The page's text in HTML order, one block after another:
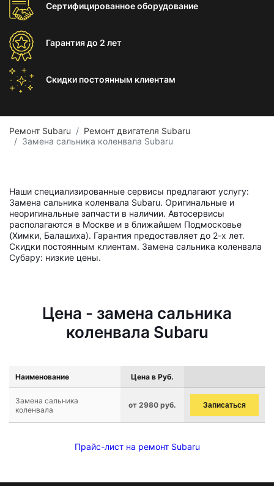
Сертифицированноеоборудование
Гарантиядо 2 лет
Скидки постоянным клиентам
Ремонт Subaru
Ремонт двигателя Subaru
Замена сальника коленвала Subaru
Наши специализированные сервисы предлагают услугу:
Замена сальника коленвала Subaru. Оригинальные и
неоригинальные запчасти в наличии. Автосервисы
располагаются в Москве и в ближайшем Подмосковье
(Химки, Балашиха). Гарантия предоставляет до 2-х лет.
Скидки постоянным клиентам. Замена сальника коленвала
Субару: низкие цены.
Цена - замена сальника
коленвала Subaru
Наименование Цена в Руб.
Замена сальника
коленвала
от 2980 руб. Записаться
Прайс-лист на ремонт Subaru